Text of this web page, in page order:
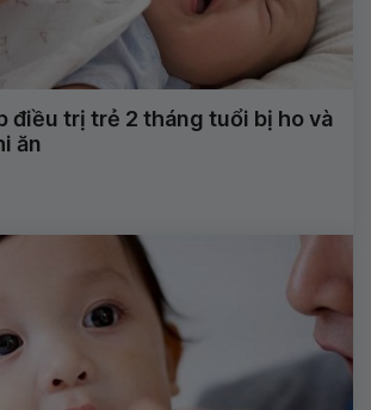
điều trị trẻ 2 tháng tuổi bị ho và
ăn